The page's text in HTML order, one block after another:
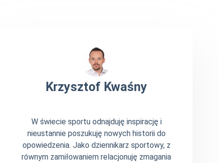
Krzysztof Kwaśny
W świecie sportu odnajduję inspirację i
nieustannie poszukuję nowych historii do
opowiedzenia. Jako dziennikarz sportowy, z
równym zamiłowaniem relacjonuję zmagania